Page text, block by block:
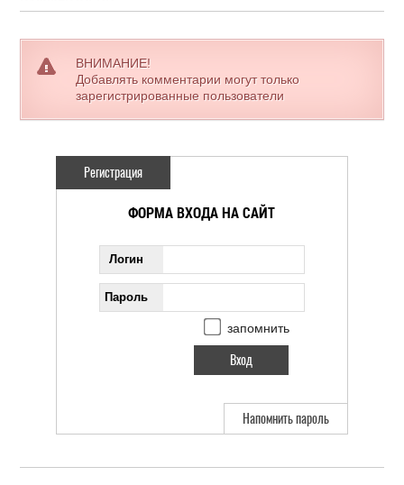
ВНИМАНИЕ!
Добавлять комментарии могут только
зарегистрированные пользователи
Регистрация
ФОРМА ВХОДА НА САЙТ
Логин
Пароль
запомнить
Напомнить пароль